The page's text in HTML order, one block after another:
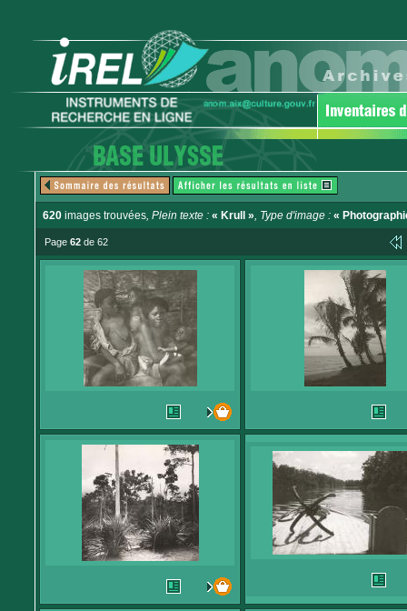
620 images trouvées, Plein texte : « Krull », Type d'image : «
Page 62 de 62